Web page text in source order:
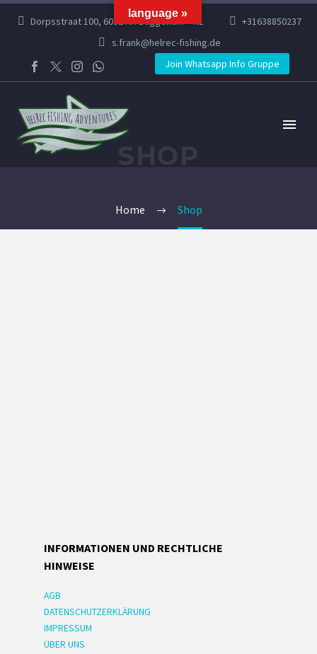
Dorpsstraat 100, 6082 AR Buggenum – NL
+31638850237
s.frank@helrec-fishing.de
Join Whatsapp Info Gruppe
Home Shop
INFORMATIONEN UND RECHTLICHE
HINWEISE
AGB
DATENSCHUTZERKLÄRUNG
IMPRESSUM
ÜBER UNS
language »